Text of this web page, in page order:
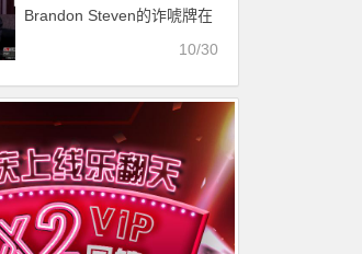
Brandon Steven的诈唬牌在
10/30